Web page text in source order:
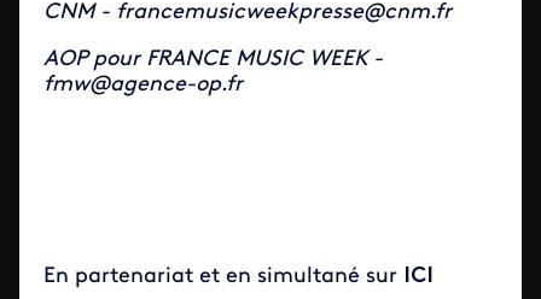
CNM - francemusicweekpresse@cnm.fr
AOP pour FRANCE MUSIC WEEK -
fmw@agence-op.fr
En partenariat et en simultané sur ICI